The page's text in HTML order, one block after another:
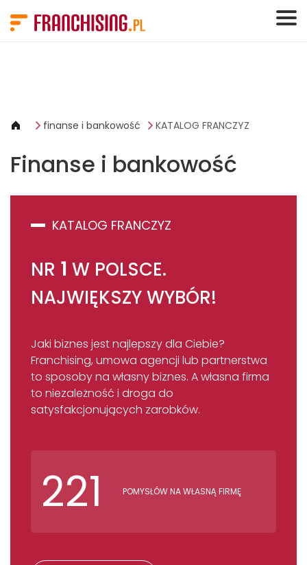
finanse i bankowość KATALOG FRANCZYZ
Finanse i bankowość
KATALOG FRANCZYZ
NR 1 W POLSCE.
NAJWIĘKSZY WYBÓR!
Jaki biznes jest najlepszy dla Ciebie?
Franchising, umowa agencji lub partnerstwa
to sposoby na własny biznes. A własna firma
to niezależność i droga do
satysfakcjonujących zarobków.
221 POMYSŁÓW NA WŁASNĄ FIRMĘ